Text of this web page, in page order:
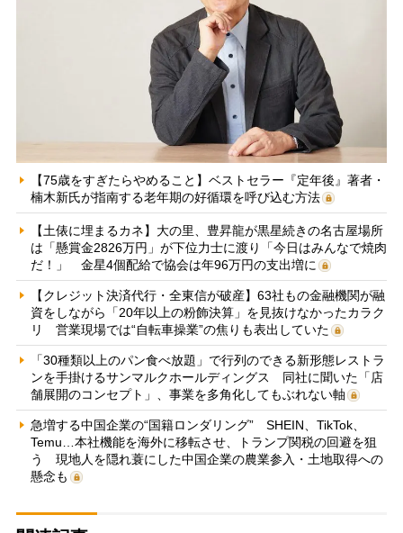
【75歳をすぎたらやめること】ベストセラー『定年後』著者・
楠木新氏が指南する老年期の好循環を呼び込む方法
【土俵に埋まるカネ】大の里、豊昇龍が黒星続きの名古屋場所
は「懸賞金2826万円」が下位力士に渡り「今日はみんなで焼肉
だ！」 金星4個配給で協会は年96万円の支出増に
【クレジット決済代行・全東信が破産】63社もの金融機関が融
資をしながら「20年以上の粉飾決算」を見抜けなかったカラク
リ 営業現場では“自転車操業”の焦りも表出していた
「30種類以上のパン食べ放題」で行列のできる新形態レストラ
ンを手掛けるサンマルクホールディングス 同社に聞いた「店
舗展開のコンセプト」、事業を多角化してもぶれない軸
急増する中国企業の“国籍ロンダリング” SHEIN、TikTok、
Temu…本社機能を海外に移転させ、トランプ関税の回避を狙
う 現地人を隠れ蓑にした中国企業の農業参入・土地取得への
懸念も